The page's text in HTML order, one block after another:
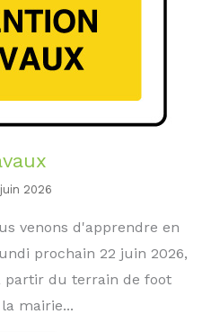
2026
venons d'apprendre en
prochain 22 juin 2026,
partir du terrain de foot
mairie...